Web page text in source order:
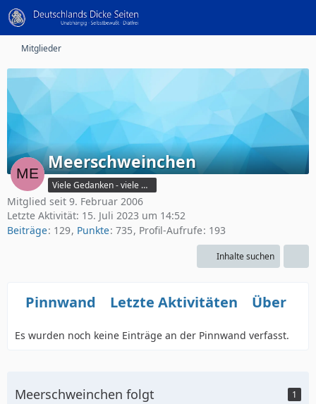
Mitglieder
Meerschweinchen
Viele Gedanken - viele Worte
Mitglied seit 9. Februar 2006
Letzte Aktivität: 15. Juli 2023 um 14:52
Beiträge 129 Punkte 735 Profil-Aufrufe 193
Inhalte suchen
Pinnwand Letzte Aktivitäten Über
Es wurden noch keine Einträge an der Pinnwand verfasst.
Meerschweinchen folgt 1